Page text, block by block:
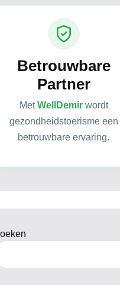
Betrouwbare
Partner
MetWellDemirwordt
gezondheidstoerisme een
betrouwbare ervaring.